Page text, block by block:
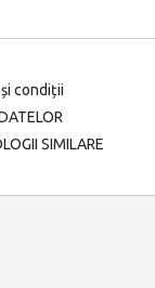
condiții
SIMILARE